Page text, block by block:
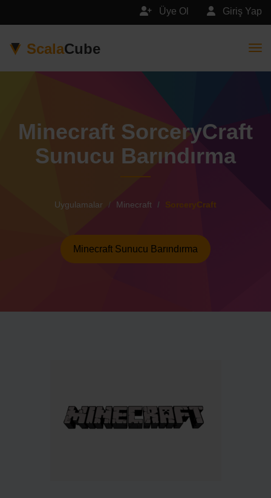
Giriş Yap
Üye Ol
ScalaCube
Minecraft SorceryCraft
Sunucu Barındırma
Uygulamalar Minecraft SorceryCraft
Minecraft Sunucu Barındırma